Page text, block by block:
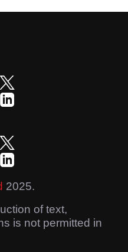
2025.
of text,
is not permitted in